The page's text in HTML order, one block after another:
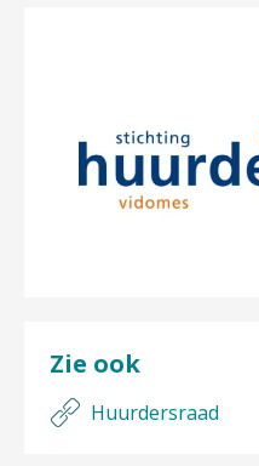
Zie ook
Huurdersraad